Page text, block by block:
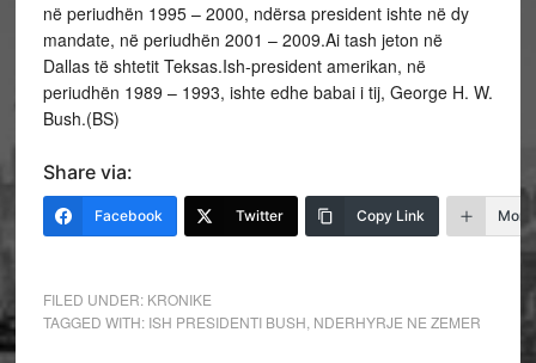
në periudhën 1995 – 2000, ndërsa president ishte në dy
mandate, në periudhën 2001 – 2009.Ai tash jeton në
Dallas të shtetit Teksas.Ish-president amerikan, në
periudhën 1989 – 1993, ishte edhe babai i tij, George H. W.
Bush.(BS)
Share via:
Facebook Twitter Copy Link More
FILED UNDER: KRONIKE
TAGGED WITH: ISH PRESIDENTI BUSH NDERHYRJE NE ZEMER